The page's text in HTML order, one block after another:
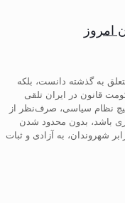
امروز
به گذشته دانست، بلکه
قانون در ایران تلقی
نظام سیاسی، صرف‌نظر از
باشد، بدون محدود شدن
شهروندان، به آزادی و ثبات